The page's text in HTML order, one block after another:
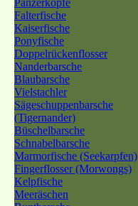
Panzerköpfe
Falterfische
Kaiserfische
Ponyfische
Doppelrückenflosser
Nanderbarsche
Blaubarsche
Vielstachler
Sägeschuppenbarsche
(Tigernander)
Büschelbarsche
Schnabelbarsche
Marmorfische (Seekarpfen)
Fingerflosser (Morwongs)
Kelpfische
Meeräschen